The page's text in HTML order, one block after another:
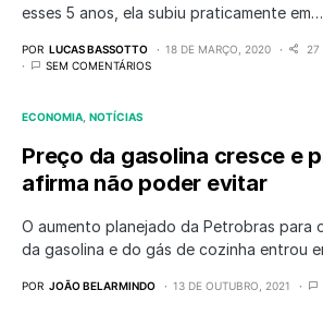
esses 5 anos, ela subiu praticamente em…
POR LUCAS BASSOTTO 18 DE MARÇO, 2020
27
SEM COMENTÁRIOS
ECONOMIA NOTÍCIAS
Preço da gasolina cresce e
afirma não poder evitar
O aumento planejado da Petrobras para
da gasolina e do gás de cozinha entrou
POR JOÃO BELARMINDO 13 DE OUTUBRO, 2021